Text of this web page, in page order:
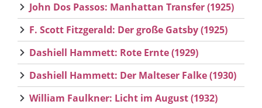
John Dos Passos: Manhattan Transfer (1925)
F. Scott Fitzgerald: Der große Gatsby (1925)
Dashiell Hammett: Rote Ernte (1929)
Dashiell Hammett: Der Malteser Falke (1930)
William Faulkner: Licht im August (1932)